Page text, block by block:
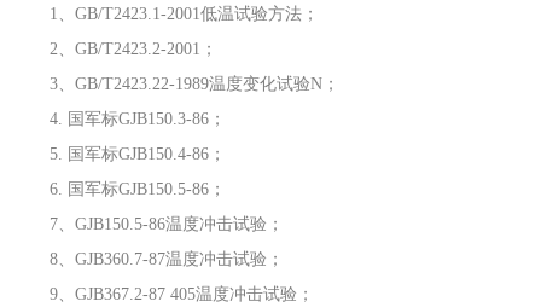
1、GB/T2423.1-2001低温试验方法；
2、GB/T2423.2-2001；
3、GB/T2423.22-1989温度变化试验N；
4. 国军标GJB150.3-86；
5. 国军标GJB150.4-86；
6. 国军标GJB150.5-86；
7、GJB150.5-86温度冲击试验；
8、GJB360.7-87温度冲击试验；
9、GJB367.2-87 405温度冲击试验；